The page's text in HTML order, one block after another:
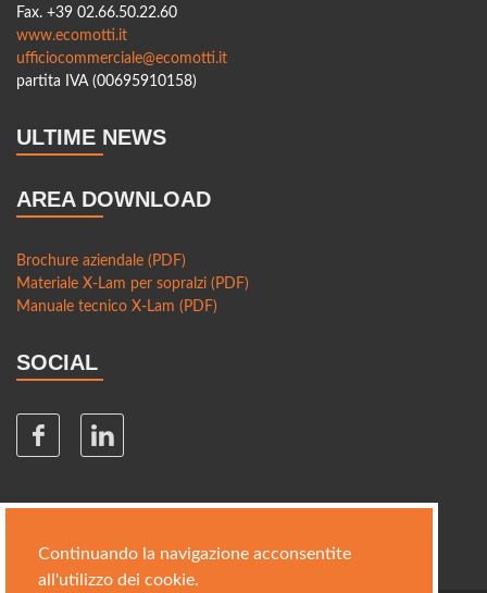
Fax. +39 02.66.50.22.60
www.ecomotti.it
ufficiocommerciale@ecomotti.it
partita IVA (00695910158)
ULTIME NEWS
AREA DOWNLOAD
Brochure aziendale (PDF)
Materiale X-Lam per sopralzi (PDF)
Manuale tecnico X-Lam (PDF)
SOCIAL
Continuando la navigazione acconsentite
all'utilizzo dei cookie.